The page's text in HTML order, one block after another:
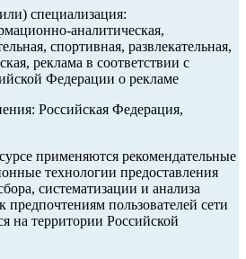
специализация:
аналитическая,
спортивная, развлекательная,
реклама в соответствии с
Федерации о рекламе
Российская Федерация,
применяются рекомендательные
технологии предоставления
систематизации и анализа
предпочтениям пользователей сети
на территории Российской